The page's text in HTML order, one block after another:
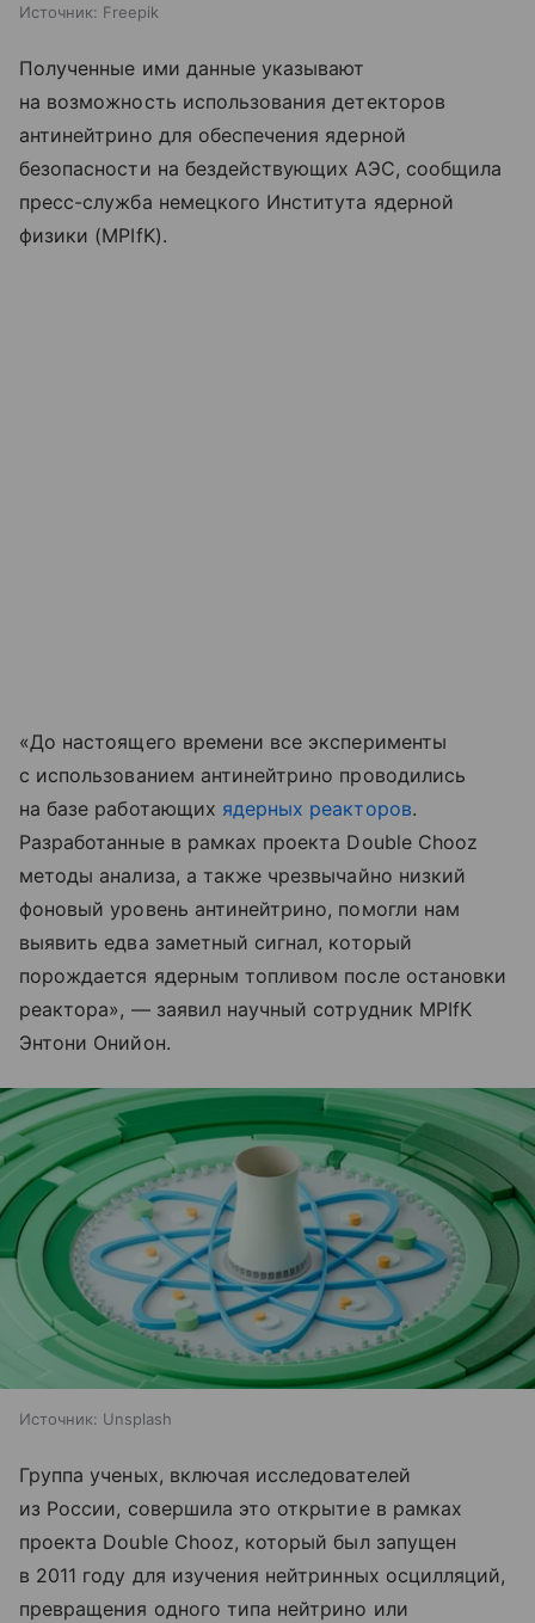
Источник: Freepik
Полученные ими данные указывают
на возможность использования детекторов
антинейтрино для обеспечения ядерной
безопасности на бездействующих АЭС, сообщила
пресс-служба немецкого Института ядерной
физики (MPIfK).
«До настоящего времени все эксперименты
с использованием антинейтрино проводились
на базе работающих ядерных реакторов.
Разработанные в рамках проекта Double Chooz
методы анализа, а также чрезвычайно низкий
фоновый уровень антинейтрино, помогли нам
выявить едва заметный сигнал, который
порождается ядерным топливом после остановки
реактора», — заявил научный сотрудник MPIfK
Энтони Онийон.
Источник: Unsplash
Группа ученых, включая исследователей
из России, совершила это открытие в рамках
проекта Double Chooz, который был запущен
в 2011 году для изучения нейтринных осцилляций,
превращения одного типа нейтрино или